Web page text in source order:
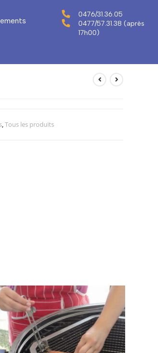
0476/31.36.05
0477/57.31.38 (après
17h00)
,Tous les produits